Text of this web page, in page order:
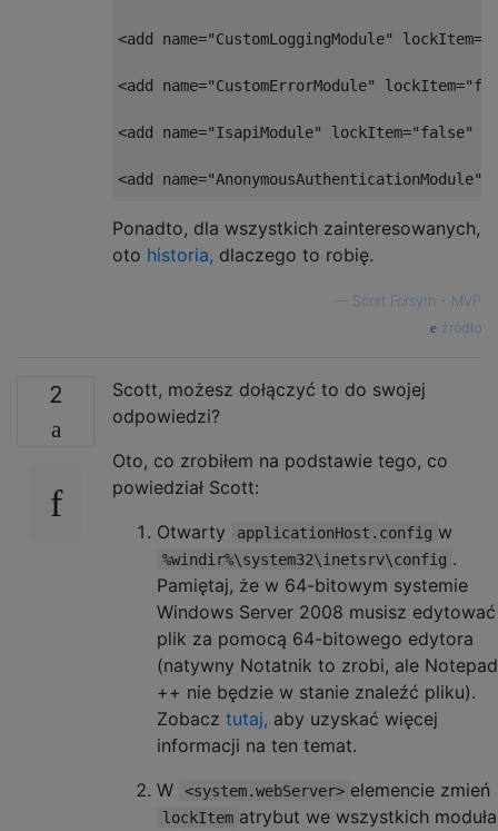
<add name="CustomLoggingModule"
<add name="CustomErrorModule"
<add name="IsapiModule" lockItem="false" /
Ponadto, dla wszystkich zainteresowanych,
oto historia, dlaczego to robię.
Scott Forsyth - MVP
źródło
2
Scott, możesz dołączyć to do swojej
odpowiedzi?
Oto, co zrobiłem na podstawie tego, co
powiedział Scott:
Otwarty
applicationHost.config w
%windir%\system32\inetsrv\config .
Pamiętaj, że w 64-bitowym systemie
Windows Server 2008 musisz edytować
plik za pomocą 64-bitowego edytora
(natywny Notatnik to zrobi, ale Notepad
++ nie będzie w stanie znaleźć pliku).
Zobacz tutaj, aby uzyskać więcej
informacji na ten temat.
W
<system.webServer> elemencie zmień
lockItem atrybut we wszystkich